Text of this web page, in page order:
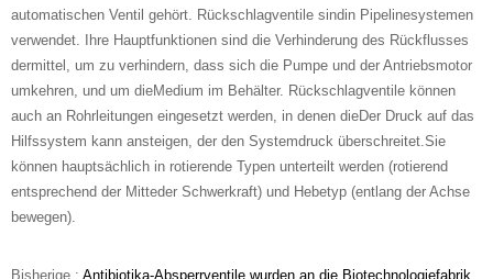
automatischen Ventil gehört. Rückschlagventile sindin Pipelinesystemen
verwendet. Ihre Hauptfunktionen sind die Verhinderung des Rückflusses
dermittel, um zu verhindern, dass sich die Pumpe und der Antriebsmotor
umkehren, und um dieMedium im Behälter. Rückschlagventile können
auch an Rohrleitungen eingesetzt werden, in denen dieDer Druck auf das
Hilfssystem kann ansteigen, der den Systemdruck überschreitet.Sie
können hauptsächlich in rotierende Typen unterteilt werden (rotierend
entsprechend der Mitteder Schwerkraft) und Hebetyp (entlang der Achse
bewegen).
Bisherige : Antibiotika-Absperrventile wurden an die Biotechnologiefabrik